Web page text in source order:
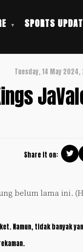
SPORTS
Tuesday, 14 May 2024,
Share it on:
belum lama ini.
Namun, tidak banyak